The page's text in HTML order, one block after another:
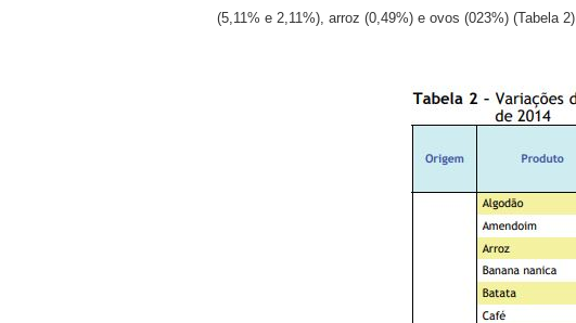
(5,11% e 2,11%), arroz (0,49%) e ovos (023%) (Tabela 2).